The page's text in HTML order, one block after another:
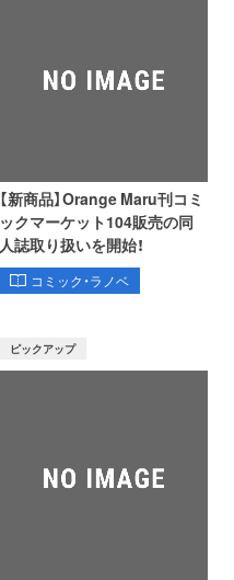
【新商品】Orange Maru刊コミ
ックマーケット104販売の同
人誌取り扱いを開始！
コミック・ラノベ
ピックアップ